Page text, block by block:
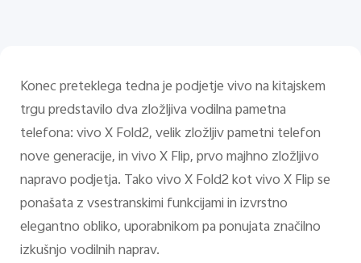
Konec preteklega tedna je podjetje vivo na kitajskem
trgu predstavilo dva zložljiva vodilna pametna
telefona: vivo X Fold2, velik zložljiv pametni telefon
nove generacije, in vivo X Flip, prvo majhno zložljivo
napravo podjetja. Tako vivo X Fold2 kot vivo X Flip se
ponašata z vsestranskimi funkcijami in izvrstno
elegantno obliko, uporabnikom pa ponujata značilno
izkušnjo vodilnih naprav.